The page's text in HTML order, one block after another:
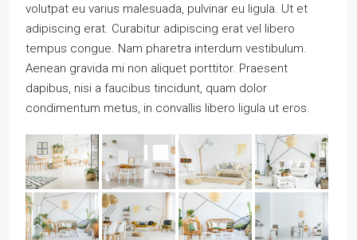
volutpat eu varius malesuada, pulvinar eu ligula. Ut et
adipiscing erat. Curabitur adipiscing erat vel libero
tempus congue. Nam pharetra interdum vestibulum.
Aenean gravida mi non aliquet porttitor. Praesent
dapibus, nisi a faucibus tincidunt, quam dolor
condimentum metus, in convallis libero ligula ut eros.